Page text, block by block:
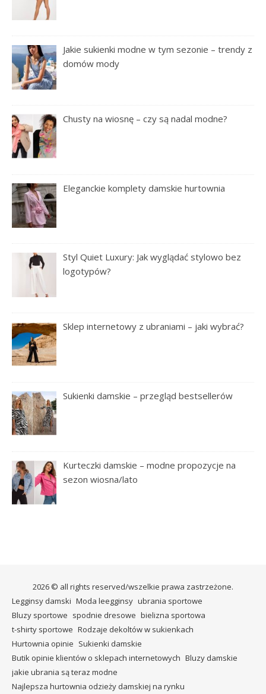
Jakie sukienki modne w tym sezonie – trendy z
domów mody
Chusty na wiosnę – czy są nadal modne?
Eleganckie komplety damskie hurtownia
Styl Quiet Luxury: Jak wyglądać stylowo bez
logotypów?
Sklep internetowy z ubraniami – jaki wybrać?
Sukienki damskie – przegląd bestsellerów
Kurteczki damskie – modne propozycje na
sezon wiosna/lato
2026 © all rights reserved/wszelkie prawa zastrzeżone.
Legginsy damski Moda leegginsy ubrania sportowe
Bluzy sportowe spodnie dresowe bielizna sportowa
t-shirty sportowe Rodzaje dekoltów w sukienkach
Hurtownia opinie Sukienki damskie
Butik opinie klientów o sklepach internetowych Bluzy damskie
jakie ubrania są teraz modne
Najlepsza hurtownia odzieży damskiej na rynku